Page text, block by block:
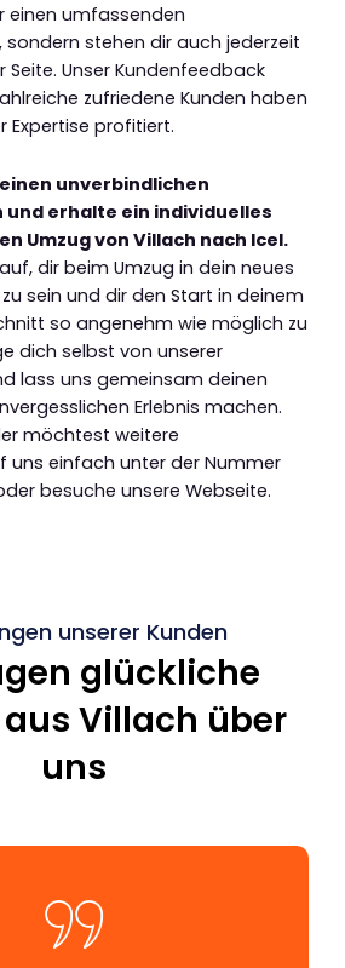
einen umfassenden
sondern stehen dir auch jederzeit
Seite. Unser Kundenfeedback
zufriedene Kunden haben
Expertise profitiert.
unverbindlichen
erhalte ein individuelles
Umzug von Villach nach Icel.
dir beim Umzug in dein neues
sein und dir den Start in deinem
so angenehm wie möglich zu
dich selbst von unserer
lass uns gemeinsam deinen
Erlebnis machen.
möchtest weitere
uns einfach unter der Nummer
besuche unsere Webseite.
unserer Kunden
glückliche
Villach über
uns